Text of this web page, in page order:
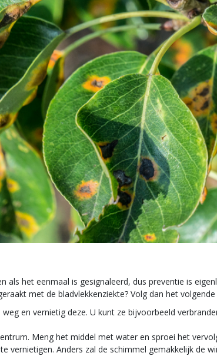
als het eenmaal is gesignaleerd, dus preventie is
met de bladvlekkenziekte? Volg dan het volgende
en vernietig deze. U kunt ze bijvoorbeeld
Meng het middel met water en sproei het
vernietigen. Anders zal de schimmel gemakkelijk de